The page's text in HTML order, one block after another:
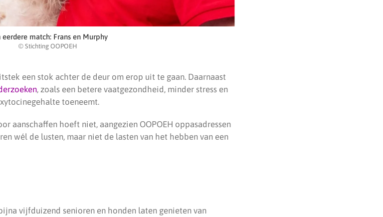
eerdere match: Frans en Murphy
© Stichting OOPOEH
een stok achter de deur om erop uit te gaan. Daarnaast
, zoals een betere vaatgezondheid, minder stress en
toeneemt.
aanschaffen hoeft niet, aangezien OOPOEH oppasadressen
wél de lusten, maar niet de lasten van het hebben van een
vijfduizend senioren en honden laten genieten van